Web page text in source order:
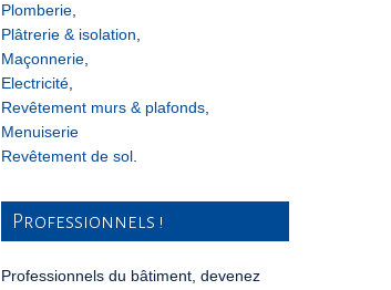
Plomberie
Plâtrerie & isolation
Maçonnerie
Electricité
Revêtement murs & plafonds
Menuiserie
Revêtement de sol
Professionnels !
Professionnels du bâtiment, devenez